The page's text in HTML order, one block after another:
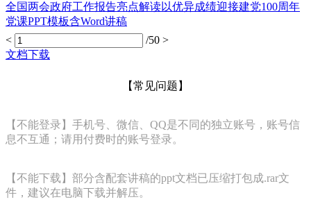
全国两会政府工作报告亮点解读以优异成绩迎接建党100周年
党课PPT模板含Word讲稿
<
/50 >
文档下载
【常见问题】
【不能登录】手机号、微信、QQ是不同的独立账号，账号信
息不互通；请用付费时的账号登录。
【不能下载】部分含配套讲稿的ppt文档已压缩打包成.rar文
件，建议在电脑下载并解压。